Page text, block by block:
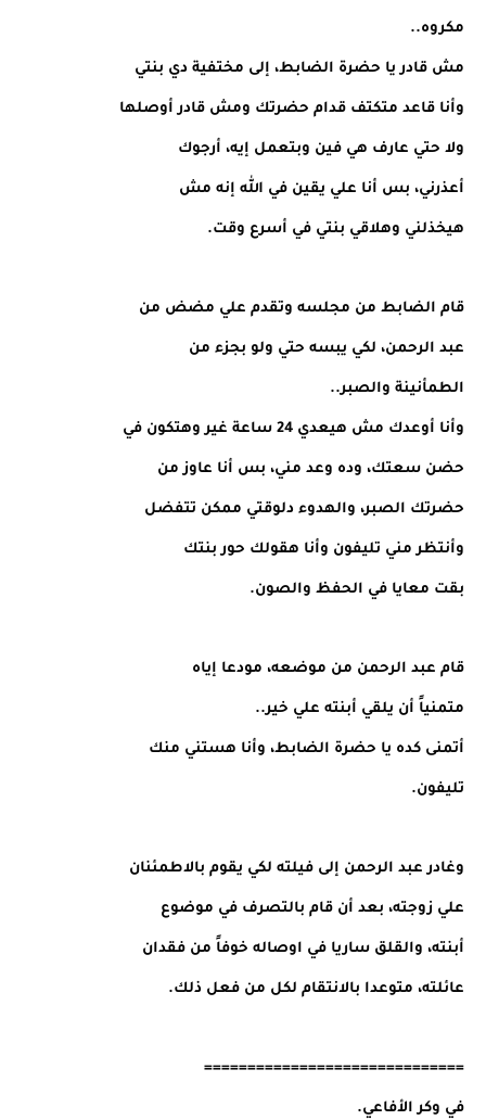
مكروه..
مش قادر يا حضرة الضابط، إلى مختفية دي بنتي
وأنا قاعد متكتف قدام حضرتك ومش قادر أوصلها
ولا حتي عارف هي فين وبتعمل إيه، أرجوك
أعذرني، بس أنا علي يقين في الله إنه مش
هيخذلني وهلاقي بنتي في أسرع وقت.
قام الضابط من مجلسه وتقدم علي مضض من
عبد الرحمن، لكي يبسه حتي ولو بجزء من
الطمأنينة والصبر..
وأنا أوعدك مش هيعدي 24 ساعة غير وهتكون في
حضن سعتك، وده وعد مني، بس أنا عاوز من
حضرتك الصبر، والهدوء دلوقتي ممكن تتفضل
وأنتظر مني تليفون وأنا هقولك حور بنتك
بقت معايا في الحفظ والصون.
قام عبد الرحمن من موضعه، مودعا إياه
متمنياً أن يلقي أبنته علي خير..
أتمنى كده يا حضرة الضابط، وأنا هستني منك
تليفون.
وغادر عبد الرحمن إلى فيلته لكي يقوم بالاطمئنان
علي زوجته، بعد أن قام بالتصرف في موضوع
أبنته، والقلق ساريا في اوصاله خوفاً من فقدان
عائلته، متوعدا بالانتقام لكل من فعل ذلك.
==============================
في وكر الأفاعي.